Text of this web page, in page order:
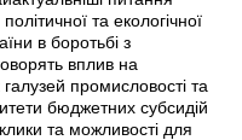
та екологічної
в боротьбі з
вплив на
промисловості та
бюджетних субсидій
та можливості для